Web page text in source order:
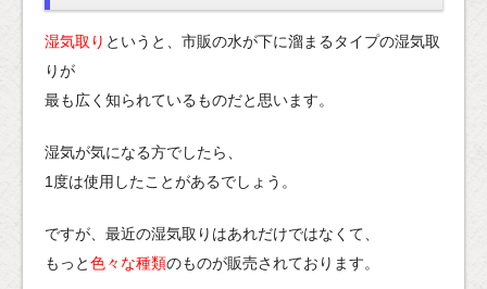
湿気取り というと、市販の水が下に溜まるタイプの湿気取
りが
最も広く知られているものだと思います。
湿気が気になる方でしたら、
1度は使用したことがあるでしょう。
ですが、最近の湿気取りはあれだけではなくて、
もっと色々な種類のものが販売されております。